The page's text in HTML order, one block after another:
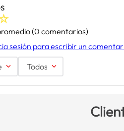
(0 comentarios)
sesión para escribir un
Todos